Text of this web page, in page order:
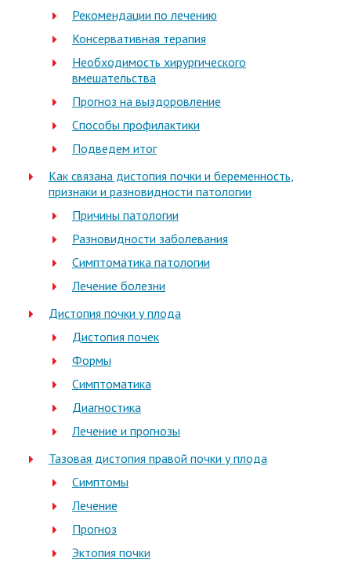
Рекомендации по лечению
Консервативная терапия
Необходимость хирургического
вмешательства
Прогноз на выздоровление
Способы профилактики
Подведем итог
Как связана дистопия почки и беременность,
признаки и разновидности патологии
Причины патологии
Разновидности заболевания
Симптоматика патологии
Лечение болезни
Дистопия почки у плода
Дистопия почек
Формы
Симптоматика
Диагностика
Лечение и прогнозы
Тазовая дистопия правой почки у плода
Симптомы
Лечение
Прогноз
Эктопия почки